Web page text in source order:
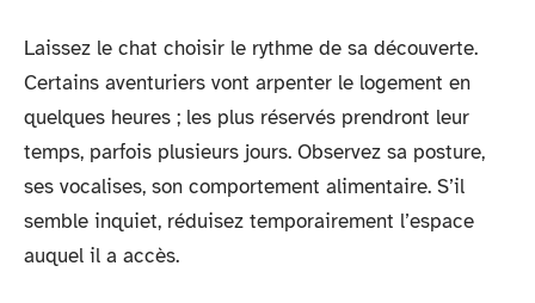
Laissez le chat choisir le rythme de sa découverte.
Certains aventuriers vont arpenter le logement en
quelques heures ; les plus réservés prendront leur
temps, parfois plusieurs jours. Observez sa posture,
ses vocalises, son comportement alimentaire. S’il
semble inquiet, réduisez temporairement l’espace
auquel il a accès.